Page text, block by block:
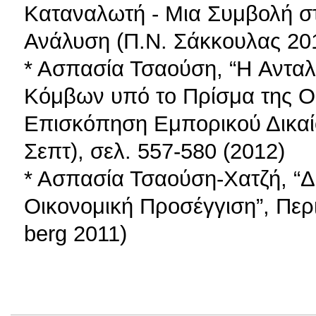
Καταναλωτή - Μια Συμβολή
Ανάλυση (Π.Ν. Σάκκουλας
* Ασπασία Τσαούση, “H
Κόμβων υπό το Πρίσμα της
Επισκόπηση Εμπορικού
Σεπτ), σελ. 557-580 (2012)
* Ασπασία Τσαούση-Χατζή,
Οικονομική Προσέγγιση”,
berg 2011)